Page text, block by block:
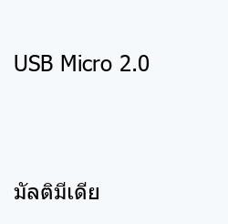
USB Micro 2.0
มัลติมีเดีย